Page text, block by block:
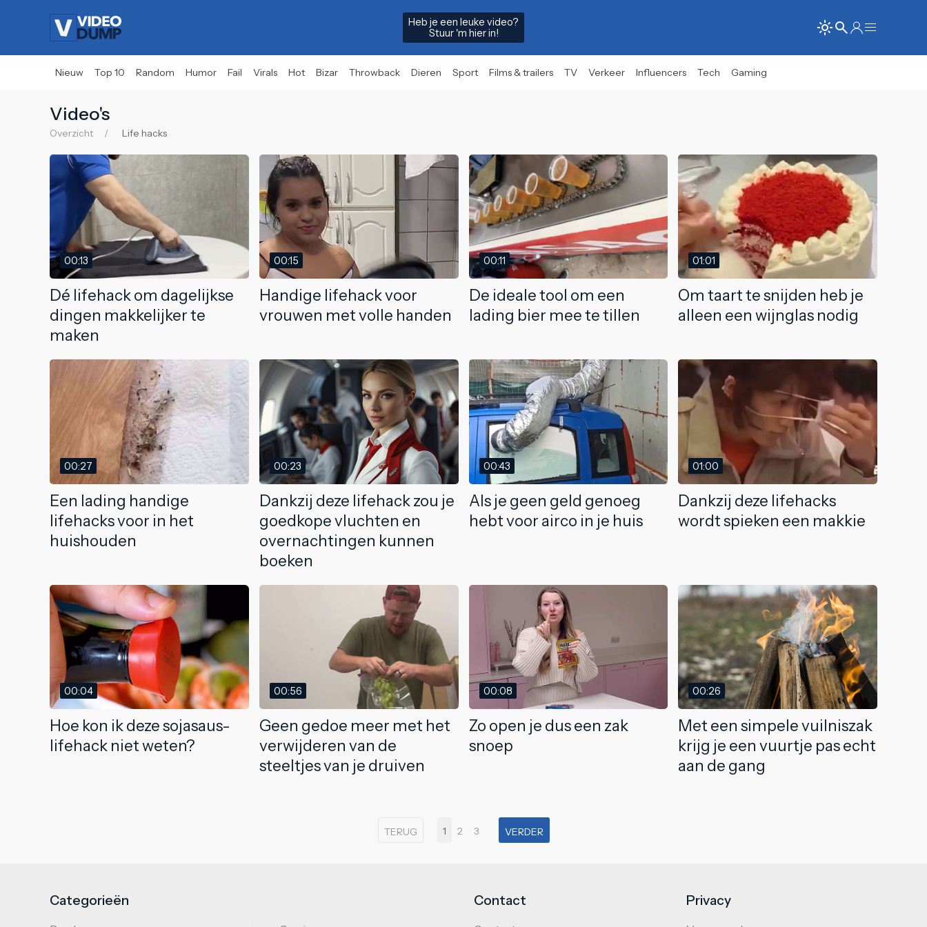
Heb je een leuke video?
Stuur 'm hier in!
Nieuw Top 10 Random Humor Fail Virals Hot Bizar Throwback Dieren Sport Films & trailers TV Verkeer Influencers Tech Gaming
Video's
Overzicht Life hacks
00:13
Dé lifehack om dagelijkse
dingen makkelijker te
maken
00:15
Handige lifehack voor
vrouwen met volle handen
00:11
De ideale tool om een
lading bier mee te tillen
01:01
Om taart te snijden heb je
alleen een wijnglas nodig
00:27
Een lading handige
lifehacks voor in het
huishouden
00:23
Dankzij deze lifehack zou je
goedkope vluchten en
overnachtingen kunnen
boeken
00:43
Als je geen geld genoeg
hebt voor airco in je huis
01:00
Dankzij deze lifehacks
wordt spieken een makkie
00:04
Hoe kon ik deze sojasaus-
lifehack niet weten?
00:56
Geen gedoe meer met het
verwijderen van de
steeltjes van je druiven
00:08
Zo open je dus een zak
snoep
00:26
Met een simpele vuilniszak
krijg je een vuurtje pas echt
aan de gang
TERUG 1 2 3 VERDER
Categorieën Contact Privacy